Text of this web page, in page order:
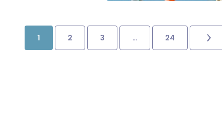
1 2 3 … 24